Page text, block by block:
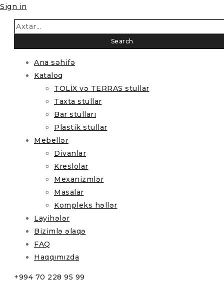
Ana səhifə
Kataloq
TOLİX və TERRAS stullar
Taxta stullar
Bar stulları
Plastik stullar
Mebellər
Divanlar
Kreslolar
Mexanizmlər
Masalar
Kompleks həllər
Layihələr
Bizimlə əlaqə
FAQ
Haqqımızda
+994 70 228 95 99
Sign in